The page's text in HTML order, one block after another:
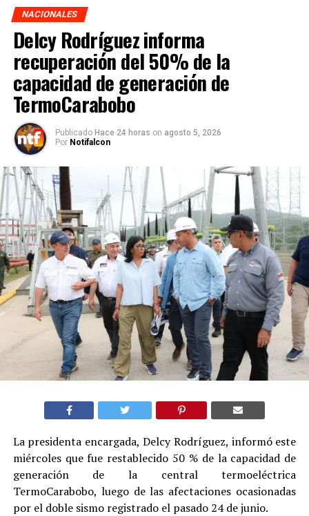
NACIONALES
Delcy Rodríguez informa
recuperación del 50% de la
capacidad de generación de
TermoCarabobo
Publicado Hace 24 horas on agosto 5, 2026
Por Notifalcon
La presidenta encargada, Delcy Rodríguez, informó este
miércoles que fue restablecido 50 % de la capacidad de
generación de la central termoeléctrica
TermoCarabobo, luego de las afectaciones ocasionadas
por el doble sismo registrado el pasado 24 de junio.